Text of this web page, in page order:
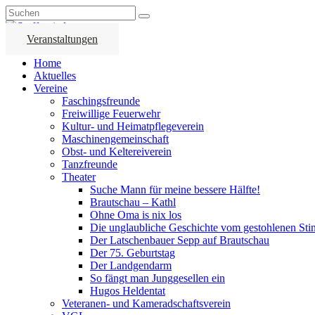
Veranstaltungen
Home
Aktuelles
Vereine
Faschingsfreunde
Freiwillige Feuerwehr
Kultur- und Heimatpflegeverein
Maschinengemeinschaft
Obst- und Keltereiverein
Tanzfreunde
Theater
Suche Mann für meine bessere Hälfte!
Brautschau – Kathl
Ohne Oma is nix los
Die unglaubliche Geschichte vom gestohlenen
Der Latschenbauer Sepp auf Brautschau
Der 75. Geburtstag
Der Landgendarm
So fängt man Junggesellen ein
Hugos Heldentat
Veteranen- und Kameradschaftsverein